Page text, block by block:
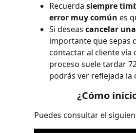
Recuerda siempre
error muy común es
Si deseas cancelar
importante que sepas
contactar al cliente vía
proceso suele tardar
podrás ver reflejada la
¿Cómo
Puedes consultar el